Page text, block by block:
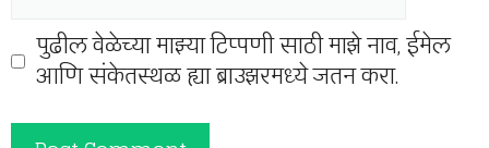
पुढील वेळेच्या माझ्या टिप्पणी साठी माझे नाव, ईमेल
आणि संकेतस्थळ ह्या ब्राउझरमध्ये जतन करा.